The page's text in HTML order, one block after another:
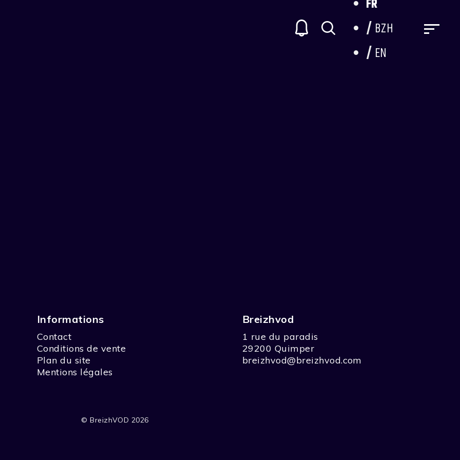
FR
BZH
EN
Informations
Contact
Conditions de vente
Plan du site
Mentions légales
Breizhvod
1 rue du paradis
29200 Quimper
breizhvod@breizhvod.com
© BreizhVOD 2026